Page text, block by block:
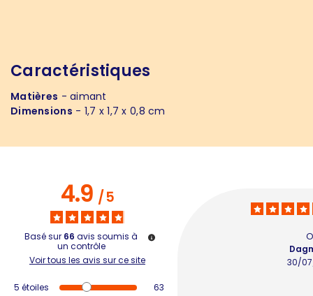
Caractéristiques
Matières - aimant
Dimensions - 1,7 x 1,7 x 0,8 cm
4.9/5
Basé sur 66 avis soumis à
un contrôle
Voir tous les avis sur ce site
5 étoiles
63
30/